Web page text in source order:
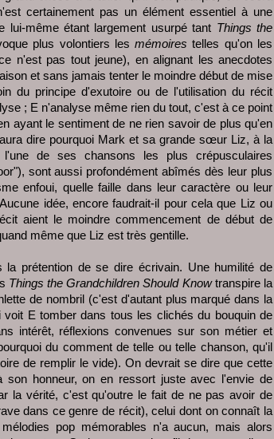
certainement pas un élément essentiel à une
lui-même étant largement usurpé tant Things the
plus volontiers lesmémoires telles qu'on les
n'est pas tout jeune), en alignant les anecdotes
et sans jamais tenter le moindre début de mise
du principe d'exutoire ou de l'utilisation du récit
; E n'analyse même rien du tout, c'est à ce point
ayant le sentiment de ne rien savoir de plus qu'en
dire pourquoi Mark et sa grande sœur Liz, à la
de ses chansons les plus crépusculaires
sont aussi profondément abîmés dès leur plus
enfoui, quelle faille dans leur caractère ou leur
idée, encore faudrait-il pour cela que Liz ou
aient le moindre commencement de début de
même que Liz est très gentille.
la prétention de se dire écrivain. Une humilité de
Things the Grandchildren Should Knowtranspire la
de nombril (c'est d'autant plus marqué dans la
voit E tomber dans tous les clichés du bouquin de
intérêt, réflexions convenues sur son métier et
du comment de telle ou telle chanson, qu'il
de remplir le vide). On devrait se dire que cette
son honneur, on en ressort juste avec l'envie de
la vérité, c'est qu'outre le fait de ne pas avoir de
dans ce genre de récit), celui dont on connaît la
pop mémorables n'a aucun, mais alors